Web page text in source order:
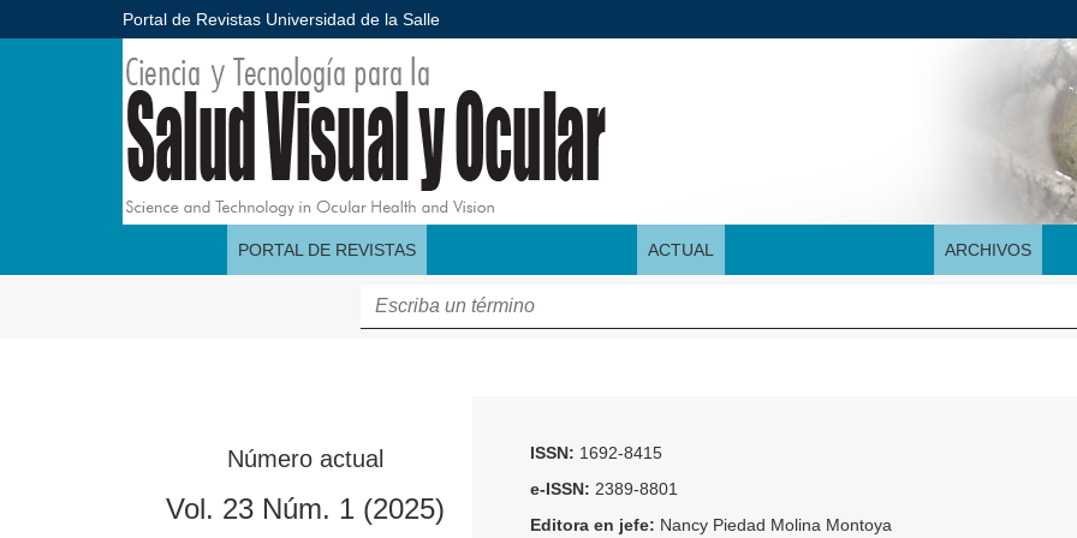
Portal de Revistas Universidad de la Salle
PORTAL DE REVISTAS ACTUAL ARCHIVOS
Número actual
Vol. 23 Núm. 1 (2025)
ISSN: 1692-8415
e-ISSN: 2389-8801
Editora en jefe: Nancy Piedad Molina Montoya